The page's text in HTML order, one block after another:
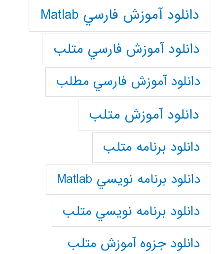
دانلود آموزش فارسي Matlab
دانلود آموزش فارسي متلب
دانلود آموزش فارسي مطلب
دانلود آموزش متلب
دانلود برنامه متلب
دانلود برنامه نويسي Matlab
دانلود برنامه نويسي متلب
دانلود جزوه آموزش متلب